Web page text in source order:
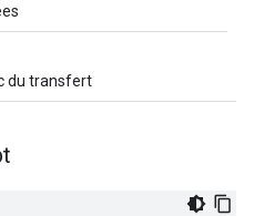
du transfert